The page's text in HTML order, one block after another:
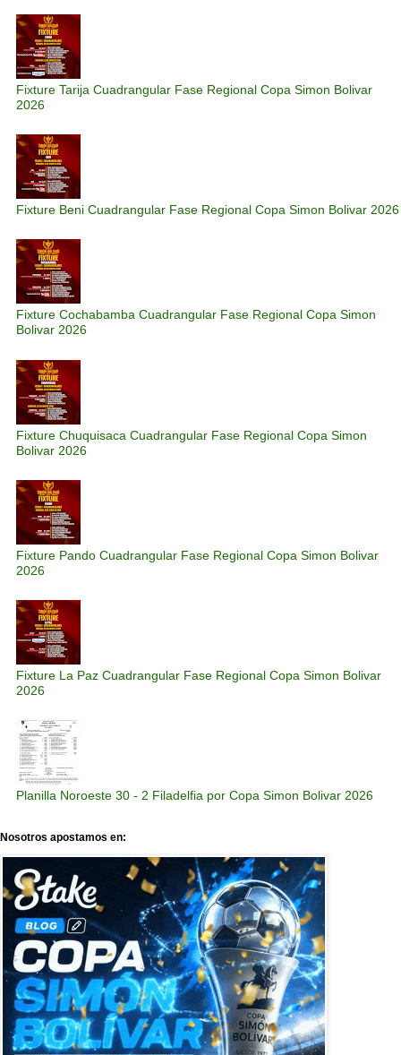
Fixture Tarija Cuadrangular Fase Regional Copa Simon Bolivar
2026
Fixture Beni Cuadrangular Fase Regional Copa Simon Bolivar 2026
Fixture Cochabamba Cuadrangular Fase Regional Copa Simon
Bolivar 2026
Fixture Chuquisaca Cuadrangular Fase Regional Copa Simon
Bolivar 2026
Fixture Pando Cuadrangular Fase Regional Copa Simon Bolivar
2026
Fixture La Paz Cuadrangular Fase Regional Copa Simon Bolivar
2026
Planilla Noroeste 30 - 2 Filadelfia por Copa Simon Bolivar 2026
Nosotros apostamos en: